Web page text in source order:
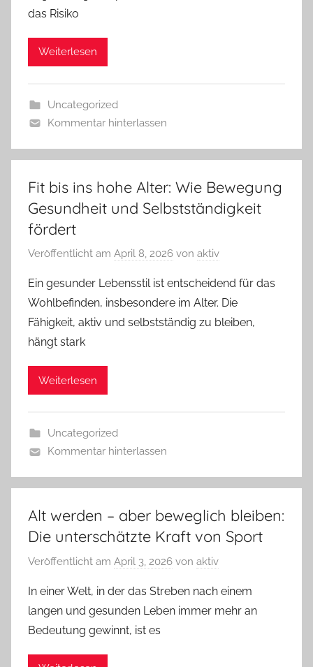
das Risiko
Weiterlesen
Uncategorized
Kommentar hinterlassen
Fit bis ins hohe Alter: Wie Bewegung
Gesundheit und Selbstständigkeit
fördert
Veröffentlicht am April 8, 2026 von aktiv
Ein gesunder Lebensstil ist entscheidend für das
Wohlbefinden, insbesondere im Alter. Die
Fähigkeit, aktiv und selbstständig zu bleiben,
hängt stark
Weiterlesen
Uncategorized
Kommentar hinterlassen
Alt werden – aber beweglich bleiben:
Die unterschätzte Kraft von Sport
Veröffentlicht am April 3, 2026 von aktiv
In einer Welt, in der das Streben nach einem
langen und gesunden Leben immer mehr an
Bedeutung gewinnt, ist es